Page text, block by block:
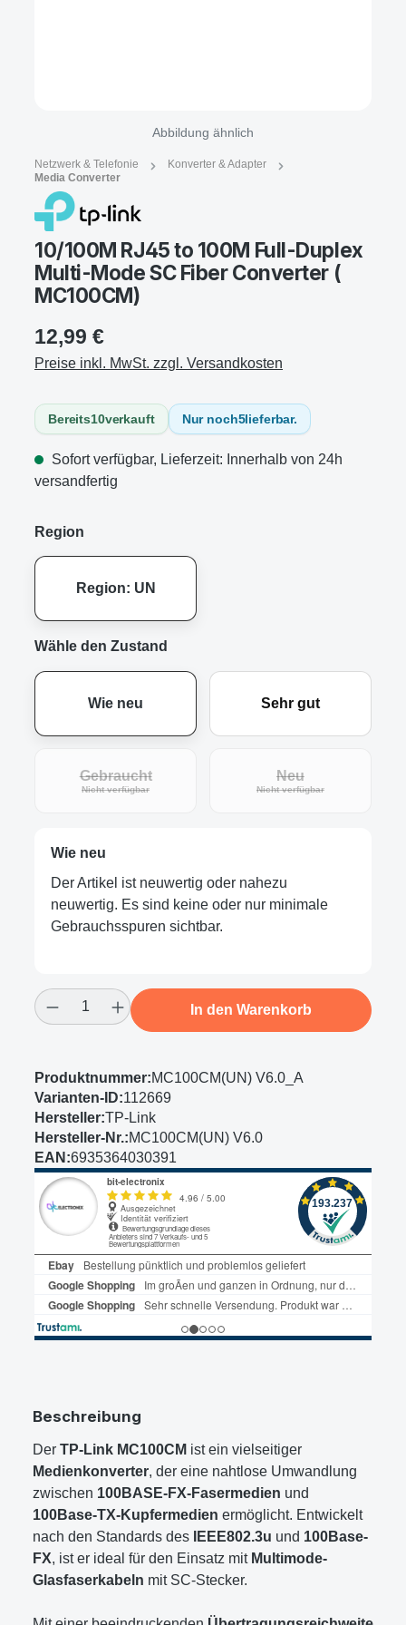
Abbildung ähnlich
Netzwerk & Telefonie
Konverter & Adapter
Media Converter
10/100M RJ45 to 100M Full-Duplex
Multi-Mode SC Fiber Converter (
MC100CM)
12,99 €
Preise inkl. MwSt. zzgl. Versandkosten
Bereits10verkauft Nur noch5lieferbar.
Sofort verfügbar, Lieferzeit: Innerhalb von 24h
versandfertig
Region
Region: UN
Wähle den Zustand
Wie neu Sehr gut
Gebraucht
Nicht verfügbar(Diese Option ist zurzeit nicht verfügbar.)
Neu
Nicht verfügbar(Diese Option ist
Wie neu
Der Artikel ist neuwertig oder nahezu
neuwertig. Es sind keine oder nur minimale
Gebrauchsspuren sichtbar.
Produkt Anzahl: Gib den gewünschten
In den Warenkorb
Produktnummer:MC100CM(UN) V6.0_A
Varianten-ID:112669
Hersteller:TP-Link
Hersteller-Nr.:MC100CM(UN) V6.0
EAN:6935364030391
Beschreibung
Der TP-Link MC100CM ist ein vielseitiger
Medienkonverter, der eine nahtlose Umwandlung
zwischen 100BASE-FX-Fasermedien und
100Base-TX-Kupfermedien ermöglicht. Entwickelt
nach den Standards des
IEEE802.3u und 100Base-
FX, ist er ideal für den Einsatz mit Multimode-
Glasfaserkabeln mit SC-Stecker.